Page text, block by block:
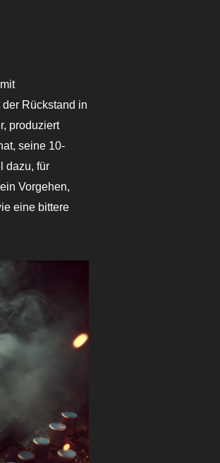
Rückstand in
produziert
seine 10-
dazu, für
Vorgehen,
eine bittere